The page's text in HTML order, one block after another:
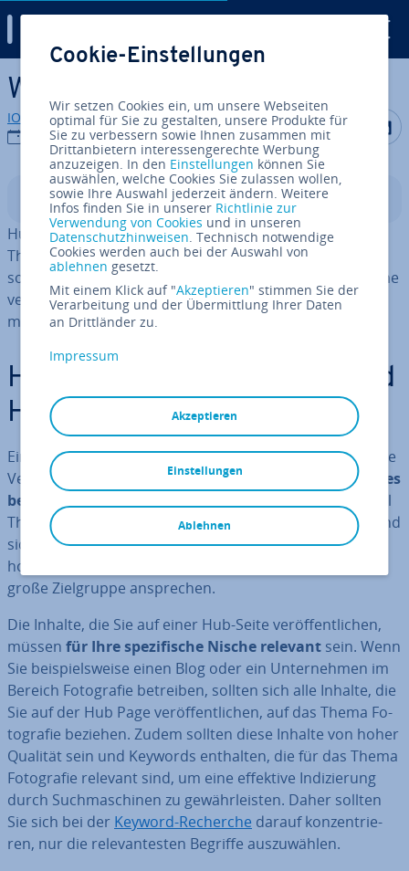
Zum Haupt­in­halt springen
Was sind Hub Pages?
IONOS Redaktion
07.02.2024
Auf Auf
In­halts­ver­zeich­nis
Hub Pages dienen als Kno­ten­punkt für ein be­stimm­tes
Thema. Diese Struk­tu­rie­rung ist nicht nur gut für SEO,
sondern ver­bes­sert auch die User Ex­pe­ri­ence durch eine
ver­ein­fach­te Na­vi­ga­ti­on und gezielte In­for­ma­ti­ons­ver­
mitt­lung.
Hub Page De­fi­ni­ti­on: Was sind
Hub Pages?
Eine Hub Page, auch Hub-Seite genannt, ist eine zentrale
Ver­tei­ler­sei­te, die aus­schließ­lichLinks zu Inhalten eines
be­stimm­ten Themas
be­reit­stellt. Dies sind in der Regel
Themen, die auf Ihrer Website im Mit­tel­punkt stehen und
sich durch Inhalte aus­zeich­nen, die auf Keywords mit
hohem Volumen abzielen und dadurch eine möglichst
große Ziel­grup­pe an­spre­chen.
Die Inhalte, die Sie auf einer Hub-Seite ver­öf­fent­li­chen,
müssen für Ihre spe­zi­fi­sche Nische relevant sein. Wenn
Sie bei­spiels­wei­se einen Blog oder ein Un­ter­neh­men im
Bereich Fo­to­gra­fie betreiben, sollten sich alle Inhalte, die
Sie auf der Hub Page ver­öf­fent­li­chen, auf das Thema Fo­
to­gra­fie beziehen. Zudem sollten diese Inhalte von hoher
Qualität sein und Keywords enthalten, die für das Thema
Fo­to­gra­fie relevant sind, um eine effektive In­di­zie­rung
durch Such­ma­schi­nen zu ge­währ­leis­ten. Daher sollten
Sie sich bei der Keyword-Recherche darauf kon­zen­trie­
ren, nur die re­le­van­tes­ten Begriffe aus­zu­wäh­len.
Cookie-Einstellungen
Wir setzen Cookies ein, um unsere Webseiten
optimal für Sie zu gestalten, unsere Produkte für
Sie zu verbessern sowie Ihnen zusammen mit
Drittanbietern interessengerechte Werbung
anzuzeigen. In den Einstellungen können Sie
auswählen, welche Cookies Sie zulassen wollen,
sowie Ihre Auswahl jederzeit ändern. Weitere
Infos finden Sie in unserer Richtlinie zur
Verwendung von Cookies und in unseren
Datenschutzhinweisen. Technisch notwendige
Cookies werden auch bei der Auswahl von
ablehnen gesetzt.
Mit einem Klick auf "Akzeptieren" stimmen Sie der
Verarbeitung und der Übermittlung Ihrer Daten
an Drittländer zu.
Impressum
Akzeptieren
Ablehnen
Einstellungen